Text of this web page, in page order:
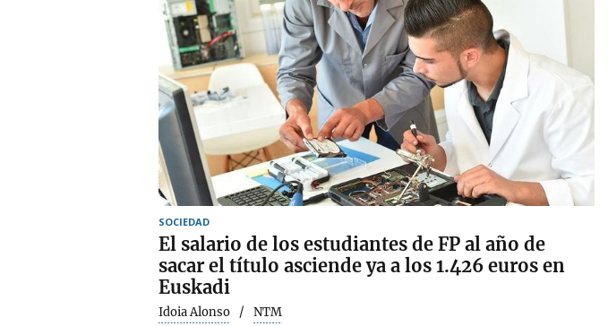
SOCIEDAD
El salario de los estudiantes de FP al año de
sacar el título asciende ya a los 1.426 euros en
Euskadi
Idoia Alonso NTM